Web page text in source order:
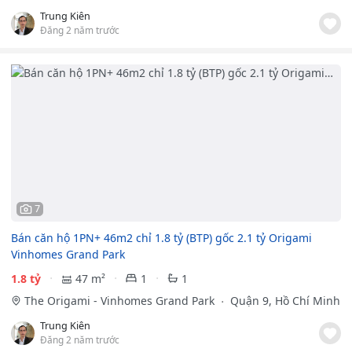
Trung Kiên
Đăng 2 năm trước
7
Bán căn hộ 1PN+ 46m2 chỉ 1.8 tỷ (BTP) gốc 2.1 tỷ Origami
Vinhomes Grand Park
1.8 tỷ
47 m² 1
1
The Origami - Vinhomes Grand Park
Quận 9, Hồ Chí Minh
Trung Kiên
Đăng 2 năm trước